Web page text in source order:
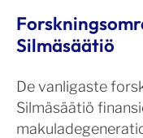
Silmäsäätiö
De vanligaste
Silmäsäätiö